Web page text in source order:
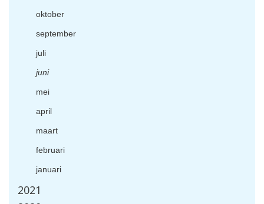
oktober
september
juli
juni
mei
april
maart
februari
januari
2021